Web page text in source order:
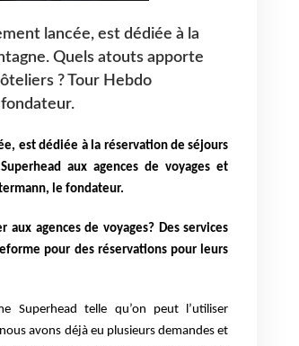
lancée, est dédiée à la
Quels atouts apporte
? Tour Hebdo
est dédiée à la réservation de séjours
aux agences de voyages et
le fondateur.
aux agences de voyages? Des services
pour des réservations pour leurs
Superhead telle qu’on peut l’utiliser
avons déjà eu plusieurs demandes et